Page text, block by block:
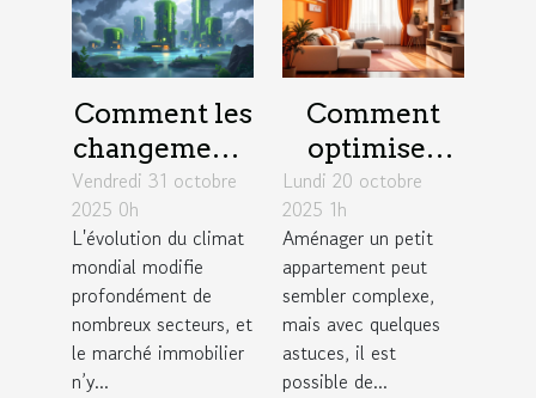
Comment les
changements
climatiques
influencent
le marché
immobilier ?
Vendredi 31 octobre
2025 0h
L'évolution du climat
mondial modifie
profondément de
nombreux secteurs, et
le marché immobilier
n’y...
Comment
optimiser
l'espace dans
un petit
appartement
?
Lundi 20 octobre
2025 1h
Aménager un petit
appartement peut
sembler complexe,
mais avec quelques
astuces, il est
possible de...